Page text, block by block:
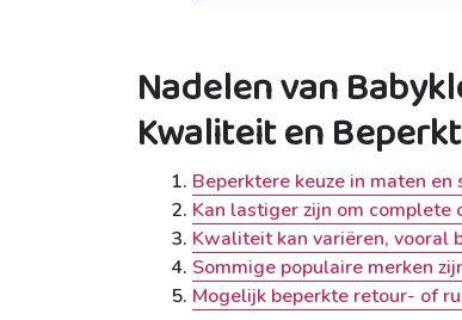
Nadelen van
Kwaliteit en
Beperktere keuze in maten en
Kan lastiger zijn om complete
Kwaliteit kan variëren, vooral
Sommige populaire merken
Mogelijk beperkte retour- of